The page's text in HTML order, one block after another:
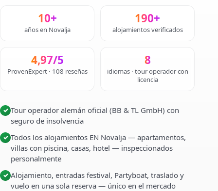
10+
años en Novalja
190+
alojamientos verificados
4,97/5
ProvenExpert · 108 reseñas
8
idiomas · tour operador con
licencia
✓ Tour operador alemán oficial (BB & TL GmbH) con
seguro de insolvencia
✓ Todos los alojamientos EN Novalja — apartamentos,
villas con piscina, casas, hotel — inspeccionados
personalmente
✓ Alojamiento, entradas festival, Partyboat, traslado y
vuelo en una sola reserva — único en el mercado